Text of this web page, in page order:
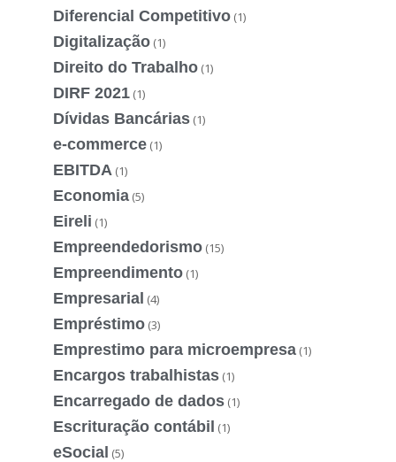
Diferencial Competitivo (1)
Digitalização (1)
Direito do Trabalho (1)
DIRF 2021 (1)
Dívidas Bancárias (1)
e-commerce (1)
EBITDA (1)
Economia (5)
Eireli (1)
Empreendedorismo (15)
Empreendimento (1)
Empresarial (4)
Empréstimo (3)
Emprestimo para microempresa (1)
Encargos trabalhistas (1)
Encarregado de dados (1)
Escrituração contábil (1)
eSocial (5)